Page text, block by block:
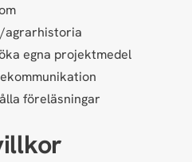
agrarhistoria
egna projektmedel
föreläsningar